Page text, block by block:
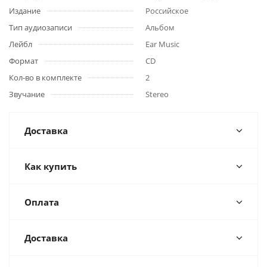
Издание
Российское
Тип аудиозаписи
Альбом
Лейбл
Ear Music
Формат
CD
Кол-во в комплекте
2
Звучание
Stereo
Доставка
Как купить
Оплата
Доставка